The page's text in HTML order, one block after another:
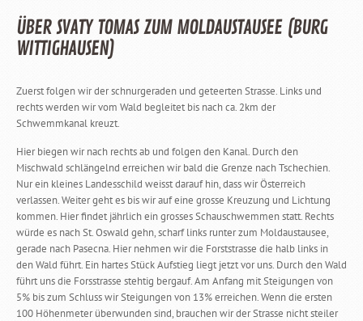
ÜBER SVATY TOMAS ZUM MOLDAUSTAUSEE (BURG
WITTIGHAUSEN)
Zuerst folgen wir der schnurgeraden und geteerten Strasse. Links und
rechts werden wir vom Wald begleitet bis nach ca. 2km der
Schwemmkanal kreuzt.
Hier biegen wir nach rechts ab und folgen den Kanal. Durch den
Mischwald schlängelnd erreichen wir bald die Grenze nach Tschechien.
Nur ein kleines Landesschild weisst darauf hin, dass wir Österreich
verlassen. Weiter geht es bis wir auf eine grosse Kreuzung und Lichtung
kommen. Hier findet jährlich ein grosses Schauschwemmen statt. Rechts
würde es nach St. Oswald gehn, scharf links runter zum Moldaustausee,
gerade nach Pasecna. Hier nehmen wir die Forststrasse die halb links in
den Wald führt. Ein hartes Stück Aufstieg liegt jetzt vor uns. Durch den Wald
führt uns die Forsstrasse stehtig bergauf. Am Anfang mit Steigungen von
5% bis zum Schluss wir Steigungen von 13% erreichen. Wenn die ersten
100 Höhenmeter überwunden sind, brauchen wir der Strasse nicht steiler